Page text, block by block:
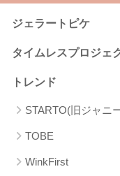
ジェラートピケ
タイムレスプロジェ
トレンド
STARTO(旧ジャニ
TOBE
WinkFirst